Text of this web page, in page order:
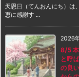
天恩日（てんおんにち）は
恵に感謝す ...
2026
8/5 本
と呼
の良